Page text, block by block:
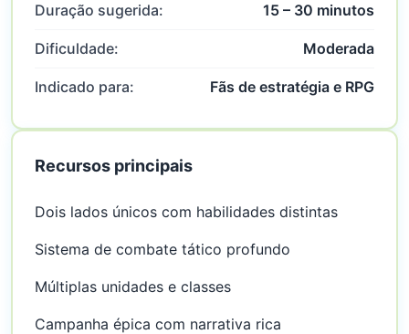
Duração sugerida: 15 – 30 minutos
Dificuldade: Moderada
Indicado para: Fãs de estratégia e RPG
Recursos principais
Dois lados únicos com habilidades distintas
Sistema de combate tático profundo
Múltiplas unidades e classes
Campanha épica com narrativa rica